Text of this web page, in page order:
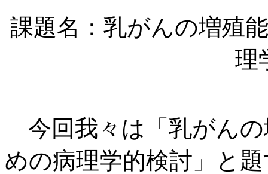
課題名：乳がんの増殖
理
今回我々は「乳がん
めの病理学的検討」と